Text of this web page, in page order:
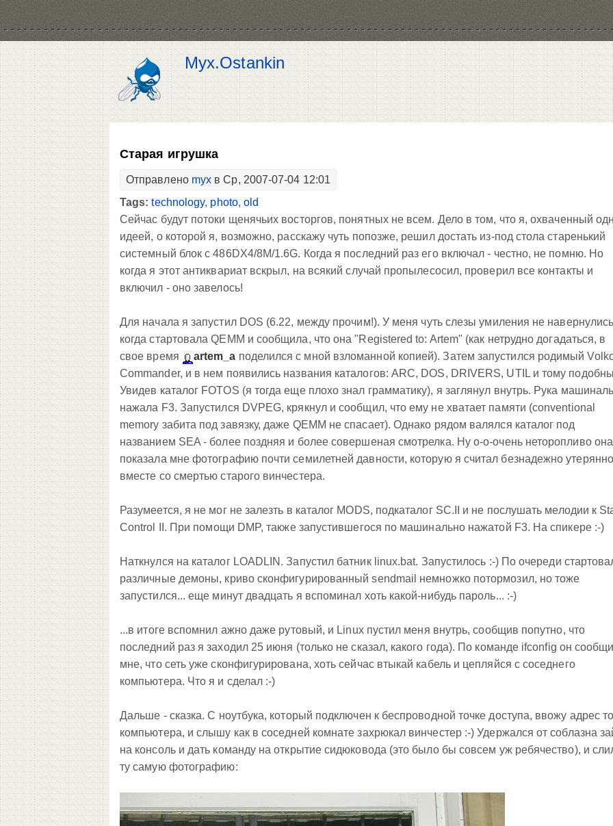
Myx.Ostankin
Старая игрушка
Отправлено myx в Ср, 2007-07-04 12:01
Tags:technology, photo,old
Сейчас будут потоки щенячьих восторгов, понятных не всем. Дело в том, что я, охваченный
идеей, о которой я, возможно, расскажу чуть попозже, решил достать из-под стола старенький
системный блок с 486DX4/8M/1.6G. Когда я последний раз его включал - честно, не помню. Но
когда я этот антиквариат вскрыл, на всякий случай пропылесосил, проверил все контакты и
включил - оно завелось!
Для начала я запустил DOS (6.22, между прочим!). У меня чуть слезы умиления не
когда стартовала QEMM и сообщила, что она "Registered to: Artem" (как нетрудно догадаться, в
свое время
artem_a поделился с мной взломанной копией). Затем запустился родимый
Commander, и в нем появились названия каталогов: ARC, DOS, DRIVERS, UTIL и тому
Увидев каталог FOTOS (я тогда еще плохо знал грамматику), я заглянул внутрь. Рука
нажала F3. Запустился DVPEG, крякнул и сообщил, что ему не хватает памяти (conventional
memory забита под завязку, даже QEMM не спасает). Однако рядом валялся каталог под
названием SEA - более поздняя и более совершеная смотрелка. Ну о-о-очень неторопливо она
показала мне фотографию почти семилетней давности, которую я считал безнадежно
вместе со смертью старого винчестера.
Разумеется, я не мог не залезть в каталог MODS, подкаталог SC.II и не послушать мелодии к
Control II. При помощи DMP, также запустившегося по машинально нажатой F3. На спикере :-)
Наткнулся на каталог LOADLIN. Запустил батник linux.bat. Запустилось :-) По очереди
различные демоны, криво сконфигурированный sendmail немножко потормозил, но тоже
запустился... еще минут двадцать я вспоминал хоть какой-нибудь пароль... :-)
...в итоге вспомнил ажно даже рутовый, и Linux пустил меня внутрь, сообщив попутно, что
последний раз я заходил 25 июня (только не сказал, какого года). По команде ifconfig он
мне, что сеть уже сконфигурирована, хоть сейчас втыкай кабель и цепляйся с соседнего
компьютера. Что я и сделал :-)
Дальше - сказка. С ноутбука, который подключен к беспроводной точке доступа, ввожу адрес
компьютера, и слышу как в соседней комнате захрюкал винчестер :-) Удержался от соблазна
на консоль и дать команду на открытие сидюковода (это было бы совсем уж ребячество), и
ту самую фотографию: